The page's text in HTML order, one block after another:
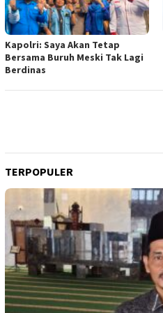
Kapolri: Saya Akan Tetap
Bersama Buruh Meski Tak Lagi
Berdinas
TERPOPULER